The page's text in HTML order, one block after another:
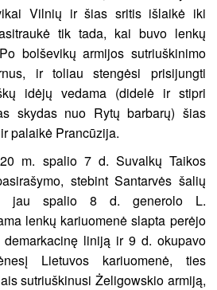
Vilnių ir šias sritis išlaikė iki
tik tada, kai buvo lenkų
bolševikų armijos sutriuškinimo
ir toliau stengėsi prisijungti
idėjų vedama (didelė ir stipri
skydas nuo Rytų barbarų) šias
palaikė Prancūzija.
m. spalio 7 d. Suvalkų Taikos
stebint Santarvės šalių
jau spalio 8 d. generolo L.
lenkų kariuomenė slapta perėjo
demarkacinę liniją ir 9 d. okupavo
Lietuvos kariuomenė, ties
sutriuškinusi Żeligowskio armiją,